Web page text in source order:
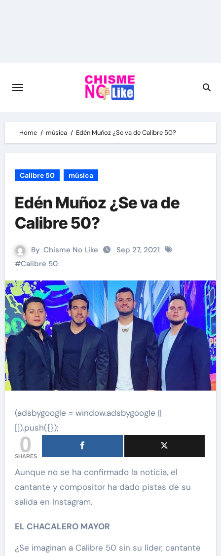
Home música Edén Muñoz ¿Se va de Calibre 50?
Calibre 50 música
Edén Muñoz ¿Se va de
Calibre 50?
By Chisme No Like
Sep 27, 2021
#Calibre 50
(adsbygoogle = window.adsbygoogle ||
[]).push({});
0
SHARES
Aunque no se ha confirmado la noticia, el
cantante y compositor ha dado pistas de su
salida en Instagram.
EL CHACALERO MAYOR
¿Se imaginan a Calibre 50 sin su líder, cantante